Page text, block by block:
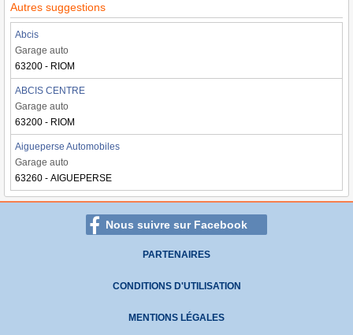
Autres suggestions
Abcis
Garage auto
63200 - RIOM
ABCIS CENTRE
Garage auto
63200 - RIOM
Aigueperse Automobiles
Garage auto
63260 - AIGUEPERSE
Nous suivre sur Facebook
PARTENAIRES
CONDITIONS D'UTILISATION
MENTIONS LÉGALES